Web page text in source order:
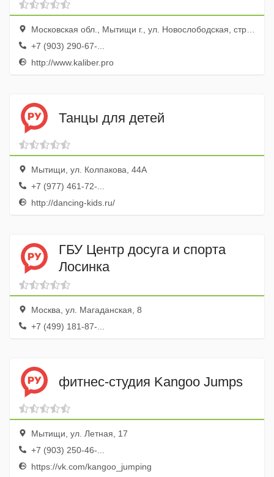
Московская обл., Мытищи г., ул. Новослободская, стр. 1, вл. 1
+7 (903) 290-67-...
http://www.kaliber.pro
Танцы для детей
Мытищи, ул. Колпакова, 44А
+7 (977) 461-72-...
http://dancing-kids.ru/
ГБУ Центр досуга и спорта
Лосинка
Москва, ул. Магаданская, 8
+7 (499) 181-87-...
фитнес-студия Kangoo Jumps
Мытищи, ул. Летная, 17
+7 (903) 250-46-...
https://vk.com/kangoo_jumping